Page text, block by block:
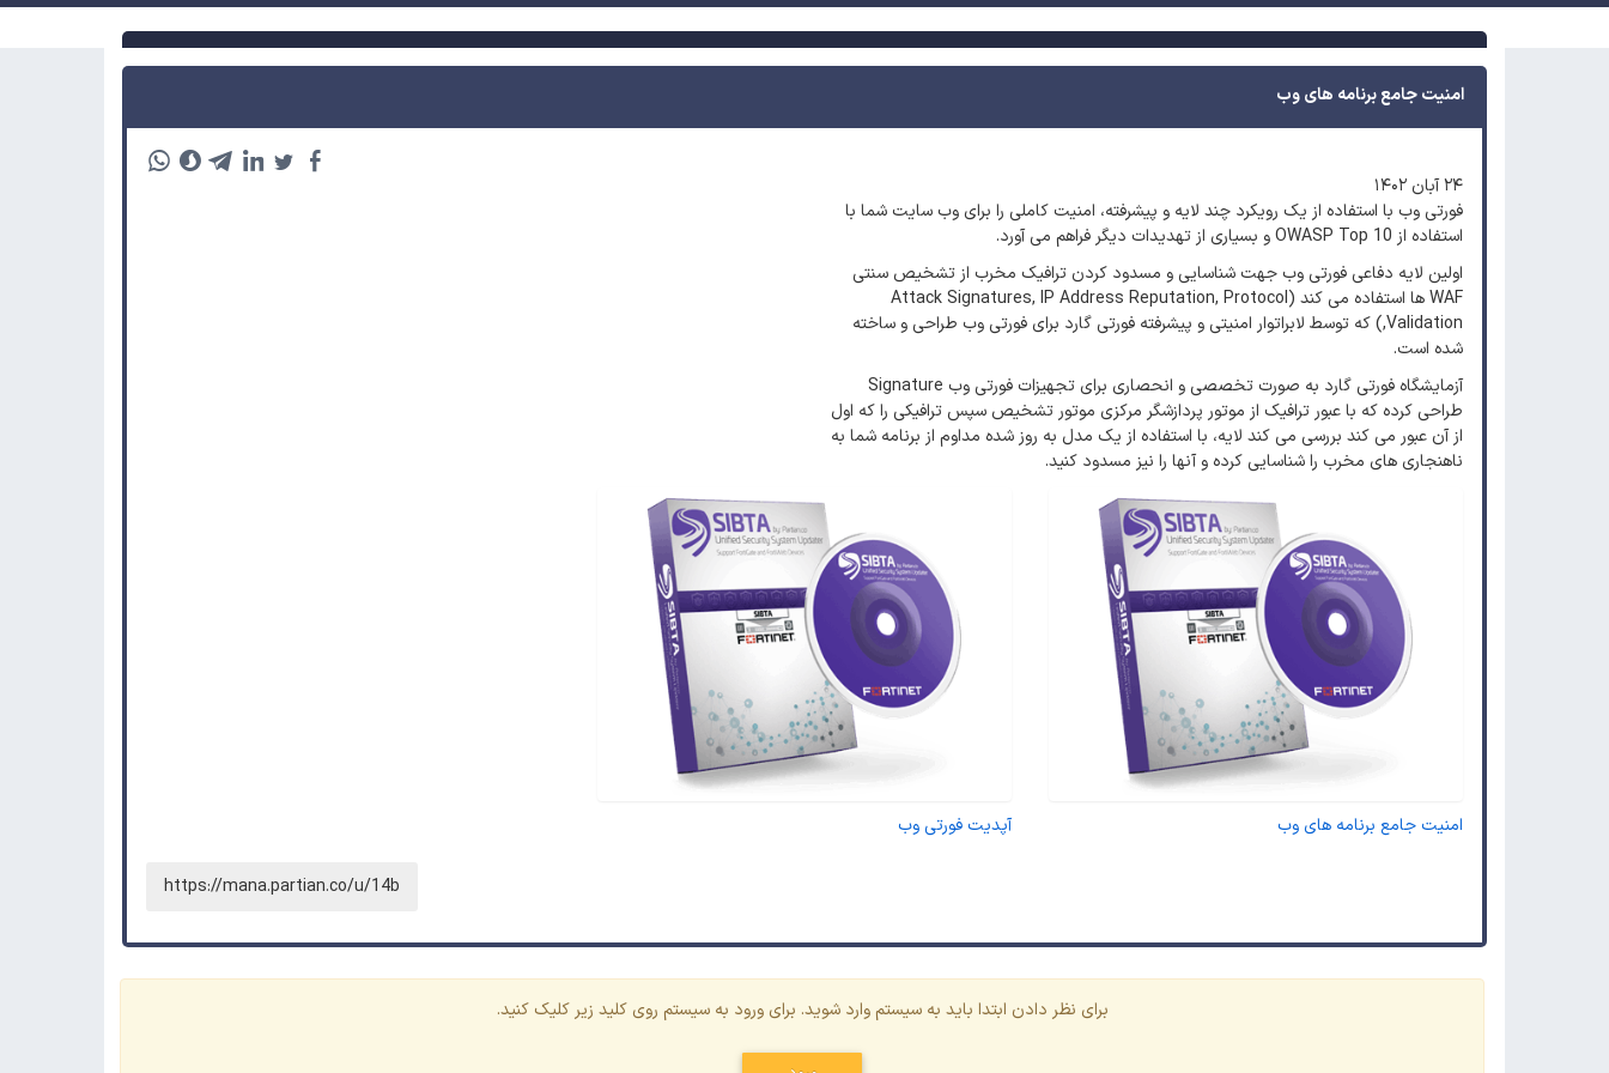
امنیت جامع برنامه های وب
۲۴ آبان ۱۴۰۲
فورتی وب با استفاده از یک رویکرد چند لایه و پیشرفته، امنیت کاملی را برای وب سایت شما با
استفاده از OWASP Top 10 و بسیاری از تهدیدات دیگر فراهم می آورد.
اولین لایه دفاعی فورتی وب جهت شناسایی و مسدود کردن ترافیک مخرب از تشخیص سنتی
WAF ها استفاده می کند (Attack Signatures, IP Address Reputation, Protocol
Validation,) که توسط لابراتوار امنیتی و پیشرفته فورتی گارد برای فورتی وب طراحی و ساخته
شده است.
آزمایشگاه فورتی گارد به صورت تخصصی و انحصاری برای تجهیزات فورتی وب Signature
طراحی کرده که با عبور ترافیک از موتور پردازشگر مرکزی موتور تشخیص سپس ترافیکی را که اول
از آن عبور می کند بررسی می کند لایه، با استفاده از یک مدل به روز شده مداوم از برنامه شما به
ناهنجاری های مخرب را شناسایی کرده و آنها را نیز مسدود کنید.
امنیت جامع برنامه های وب آپدیت فورتی وب
https://mana.partian.co/u/14b
برای نظر دادن ابتدا باید به سیستم وارد شوید. برای ورود به سیستم روی کلید زیر کلیک کنید.